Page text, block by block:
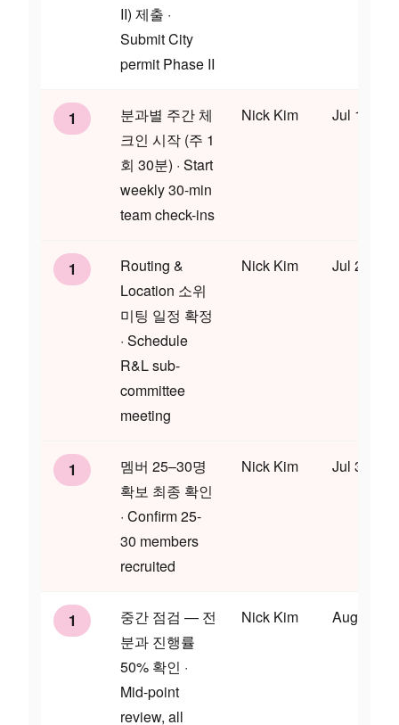
II) 제출 ·
Submit City
permit Phase II
1
분과별 주간 체
크인 시작 (주 1
회 30분) · Start
weekly 30-min
team check-ins
Nick Kim Jul 17
1
Routing &
Location 소위
미팅 일정 확정
· Schedule
R&L sub-
committee
meeting
Nick Kim Jul 24
1
멤버 25–30명
확보 최종 확인
· Confirm 25-
30 members
recruited
Nick Kim Jul 31
1
중간 점검 — 전
분과 진행률
50% 확인 ·
Mid-point
review, all
Nick Kim Aug 14